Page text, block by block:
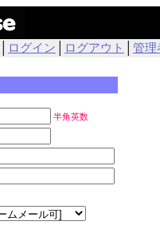
ログイン ログアウト 管理
半角英数